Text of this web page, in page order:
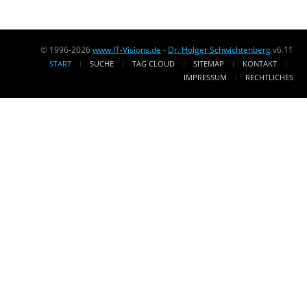
© 1996-2026www.IT-Visions.de - Dr. Holger Schwichtenbergv6.11
START SUCHE TAG CLOUD SITEMAP
KONTAKT
IMPRESSUM
RECHTLICHES